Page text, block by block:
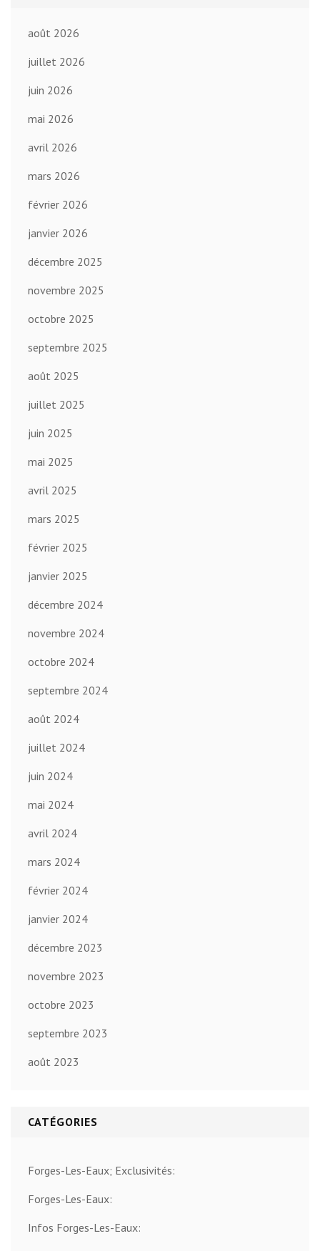
août 2026
juillet 2026
juin 2026
mai 2026
avril 2026
mars 2026
février 2026
janvier 2026
décembre 2025
novembre 2025
octobre 2025
septembre 2025
août 2025
juillet 2025
juin 2025
mai 2025
avril 2025
mars 2025
février 2025
janvier 2025
décembre 2024
novembre 2024
octobre 2024
septembre 2024
août 2024
juillet 2024
juin 2024
mai 2024
avril 2024
mars 2024
février 2024
janvier 2024
décembre 2023
novembre 2023
octobre 2023
septembre 2023
août 2023
CATÉGORIES
Forges-Les-Eaux; Exclusivités:
Forges-Les-Eaux:
Infos Forges-Les-Eaux: